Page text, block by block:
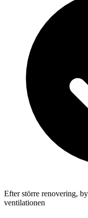
Efter större renovering,
ventilationen